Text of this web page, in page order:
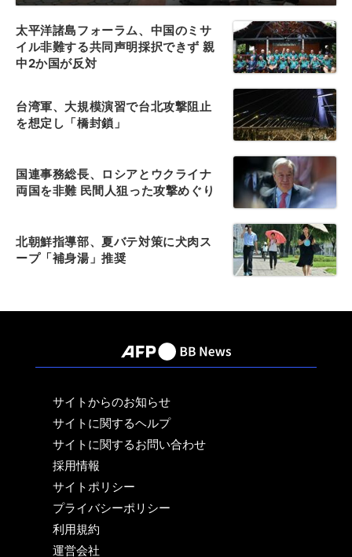
太平洋諸島フォーラム、中国のミサ
イル非難する共同声明採択できず 親
中2か国が反対
台湾軍、大規模演習で台北攻撃阻止
を想定し「橋封鎖」
国連事務総長、ロシアとウクライナ
両国を非難 民間人狙った攻撃めぐり
北朝鮮指導部、夏バテ対策に犬肉ス
ープ「補身湯」推奨
サイトからのお知らせ
サイトに関するヘルプ
サイトに関するお問い合わせ
採用情報
サイトポリシー
プライバシーポリシー
利用規約
運営会社